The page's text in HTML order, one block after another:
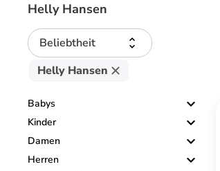
Helly Hansen
Beliebtheit
Helly Hansen
Babys
Kinder
Damen
Herren